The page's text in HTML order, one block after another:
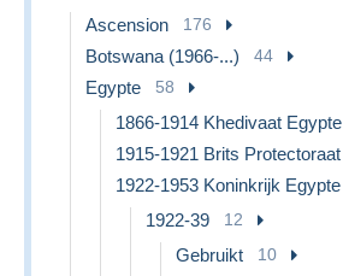
Ascension 176
Botswana (1966-...) 44
Egypte 58
1866-1914 Khedivaat Egypte
1915-1921 Brits Protectoraat
1922-1953 Koninkrijk Egypte
1922-39 12
Gebruikt 10